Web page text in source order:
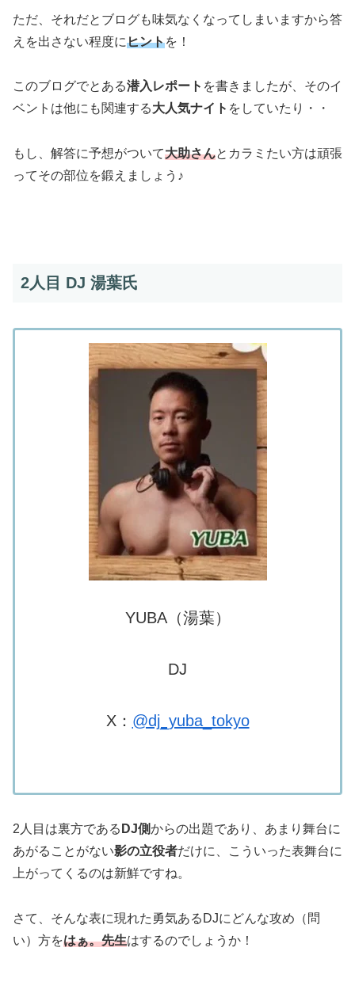
ただ、それだとブログも味気なくなってしまいますから答
えを出さない程度にヒントを！
このブログでとある潜入レポート を書きましたが、そのイ
ベントは他にも関連する大人気ナイト をしていたり・・
もし、解答に予想がついて大助さんとカラミたい方は頑張
ってその部位を鍛えましょう♪
2人目 DJ 湯葉氏
YUBA（湯葉）
DJ
X： @dj_yuba_tokyo
2人目は裏方である DJ側からの出題であり、あまり舞台に
あがることがない影の立役者だけに、こういった表舞台に
上がってくるのは新鮮ですね。
さて、そんな表に現れた勇気あるDJにどんな攻め（問
い）方をはぁ。先生はするのでしょうか！